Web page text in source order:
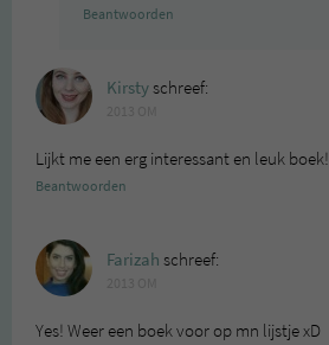
Beantwoorden
Kirstyschreef:
Lijkt me een erg interessant en leuk boek!
Beantwoorden
Farizah schreef:
Yes! Weer een boek voor op mn lijstje xD